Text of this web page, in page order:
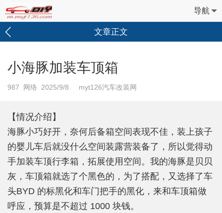
导航
文章正文
小海豚加装车顶箱
987 网络 2025/9/8 myt126汽车改装网
【情况介绍】
海豚小巧好开，奈何后备箱空间表现不佳，装上孩子
的婴儿车后就没什么空间装露营装备了，所以觉得动
手加装车顶行李箱，拓展使用空间。我的海豚是贝贝
灰，车顶箱就选了个黑色的，为了搭配，又选择了车
头BYD 的标黑化和车门把手的黑化，来和车顶箱做
呼应，预算是不超过 1000 块钱。